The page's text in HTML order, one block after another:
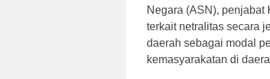
Negara (ASN), penjabat
terkait netralitas secara
daerah sebagai modal
kemasyarakatan di